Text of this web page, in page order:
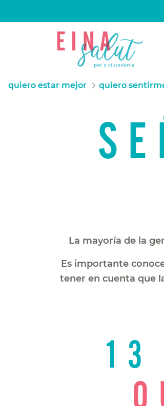
quiero estar mejor quiero
La mayoría de la
Es importante
tener en cuenta que
13